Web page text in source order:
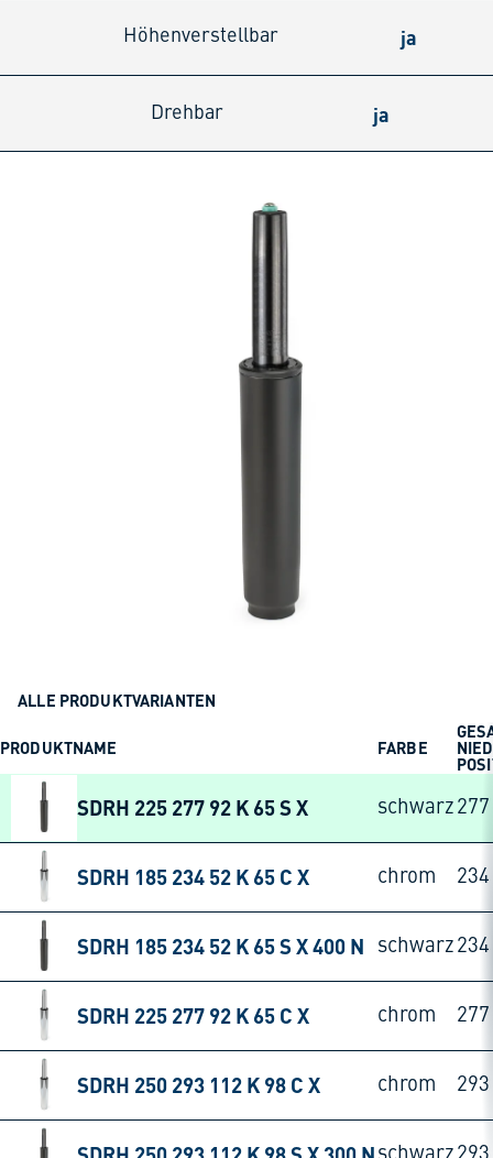
Höhenverstellbar ja
Drehbar ja
ALLE PRODUKTVARIANTEN
PRODUKTNAME FARBE
SDRH 225 277 92 K 65 S X schwarz
SDRH 185 234 52 K 65 C X chrom
SDRH 185 234 52 K 65 S X 400 N schwarz
SDRH 225 277 92 K 65 C X chrom
SDRH 250 293 112 K 98 C X chrom